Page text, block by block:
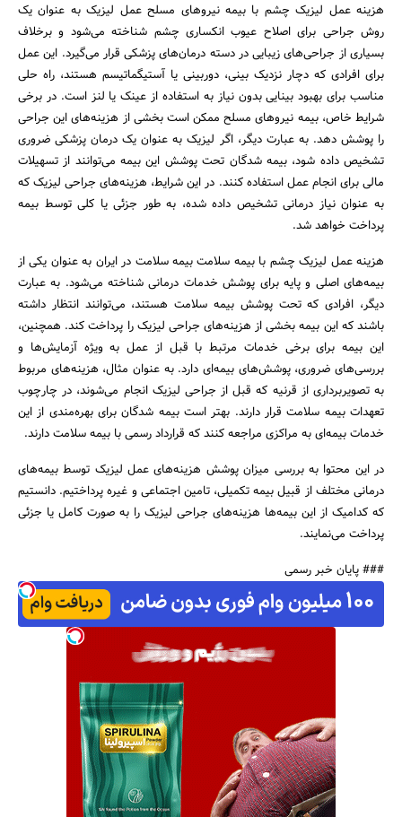
هزینه عمل لیزیک چشم با بیمه نیروهای مسلح عمل لیزیک به ‌عنوان یک
روش جراحی برای اصلاح عیوب انکساری چشم شناخته می‌شود و برخلاف
بسیاری از جراحی‌های زیبایی در دسته درمان‌های پزشکی قرار می‌گیرد. این عمل
برای افرادی که دچار نزدیک ‌بینی، دوربینی یا آستیگماتیسم هستند، راه حلی
مناسب برای بهبود بینایی بدون نیاز به استفاده از عینک یا لنز است. در برخی
شرایط خاص، بیمه نیروهای مسلح ممکن است بخشی از هزینه‌های این جراحی
را پوشش دهد. به عبارت دیگر، اگر لیزیک به ‌عنوان یک درمان پزشکی ضروری
تشخیص داده شود، بیمه‌ شدگان تحت پوشش این بیمه می‌توانند از تسهیلات
مالی برای انجام عمل استفاده کنند. در این شرایط، هزینه‌های جراحی لیزیک که
به عنوان نیاز درمانی تشخیص داده شده، به‌ طور جزئی یا کلی توسط بیمه
پرداخت خواهد شد.
هزینه عمل لیزیک چشم با بیمه سلامت بیمه سلامت در ایران به‌ عنوان یکی از
بیمه‌های اصلی و پایه برای پوشش خدمات درمانی شناخته می‌شود. به عبارت
دیگر، افرادی که تحت پوشش بیمه سلامت هستند، می‌توانند انتظار داشته
باشند که این بیمه بخشی از هزینه‌های جراحی لیزیک را پرداخت کند. همچنین،
این بیمه برای برخی خدمات مرتبط با قبل از عمل به ویژه آزمایش‌ها و
بررسی‌های ضروری، پوشش‌های بیمه‌ای دارد. به عنوان مثال، هزینه‌های مربوط
به تصویربرداری از قرنیه که قبل از جراحی لیزیک انجام می‌شوند، در چارچوب
تعهدات بیمه سلامت قرار دارند. بهتر است بیمه شدگان برای بهره‌مندی از این
خدمات بیمه‌ای به مراکزی مراجعه کنند که قرارداد رسمی با بیمه سلامت دارند.
در این محتوا به بررسی میزان پوشش هزینه‌های عمل لیزیک توسط بیمه‌های
درمانی مختلف از قبیل بیمه تکمیلی، تامین اجتماعی و غیره پرداختیم. دانستیم
که کدامیک از این بیمه‌ها هزینه‌های جراحی لیزیک را به صورت کامل یا جزئی
پرداخت می‌نمایند.
### پایان خبر رسمی